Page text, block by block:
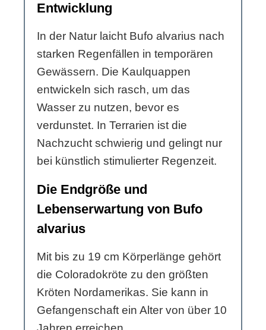
Entwicklung
In der Natur laicht Bufo alvarius nach
starken Regenfällen in temporären
Gewässern. Die Kaulquappen
entwickeln sich rasch, um das
Wasser zu nutzen, bevor es
verdunstet. In Terrarien ist die
Nachzucht schwierig und gelingt nur
bei künstlich stimulierter Regenzeit.
Die Endgröße und
Lebenserwartung von Bufo
alvarius
Mit bis zu 19 cm Körperlänge gehört
die Coloradokröte zu den größten
Kröten Nordamerikas. Sie kann in
Gefangenschaft ein Alter von über 10